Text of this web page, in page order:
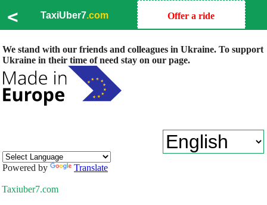
< TaxiUber7.com Offer a ride
We stand with our friends and colleagues in Ukraine. To support
Ukraine in their time of need stay on our page.
Powered by Translate
Taxiuber7.com